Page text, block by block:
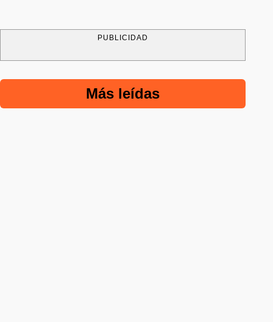
PUBLICIDAD
Más leídas